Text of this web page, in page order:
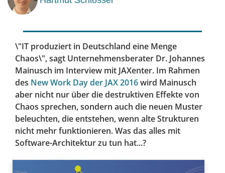
\"IT produziert in Deutschland eine Menge
Chaos\", sagt Unternehmensberater Dr. Johannes
Mainusch im Interview mit JAXenter. Im Rahmen
des New Work Day der JAX 2016wird Mainusch
aber nicht nur über die destruktiven Effekte von
Chaos sprechen, sondern auch die neuen Muster
beleuchten, die entstehen, wenn alte Strukturen
nicht mehr funktionieren. Was das alles mit
Software-Architektur zu tun hat...?